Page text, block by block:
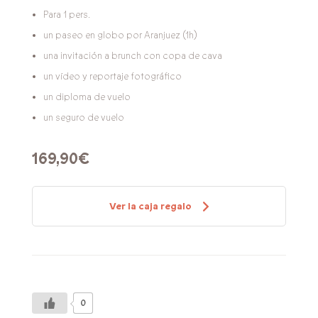
Para 1 pers.
un paseo en globo por Aranjuez (1h)
una invitación a brunch con copa de cava
un vídeo y reportaje fotográfico
un diploma de vuelo
un seguro de vuelo
169,90€
Ver la caja regalo
0